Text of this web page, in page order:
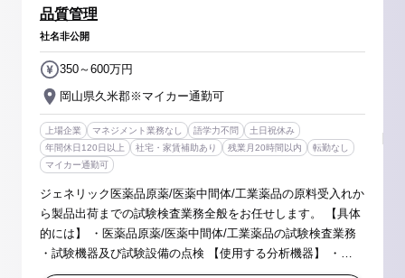
品質管理
社名非公開
岡山県久米郡※マイカー通勤可
350～600万円
上場企業 マネジメント業務なし 語学力不問
土日祝休み
年間休日120日以上
社宅・家賃補助あり 残業月20時間以内
転勤なし
マイカー通勤可
ジェネリック医薬品原薬/医薬中間体/工業薬品の原料受入れか
ら製品出荷までの試験検査業務全般をお任せします。 【具体
的には】 ・医薬品原薬/医薬中間体/工業薬品の試験検査業務
・試験機器及び試験設備の点検 【使用する分析機器】 ・
HPLC(高速液体クロマトグラフィー) ・GC(ガスクロマトグ